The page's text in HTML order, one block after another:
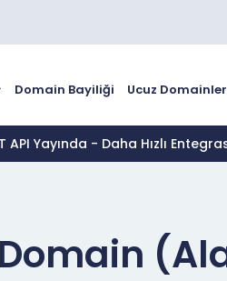
Domain Bayiliği Ucuz Domainler
API Yayında - Daha Hızlı